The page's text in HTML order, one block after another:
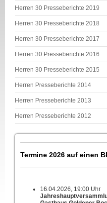
Herren 30 Presseberichte 2019
Herren 30 Presseberichte 2018
Herren 30 Presseberichte 2017
Herren 30 Presseberichte 2016
Herren 30 Presseberichte 2015
Herren Presseberichte 2014
Herren Presseberichte 2013
Herren Presseberichte 2012
Termine 2026 auf einen
16.04.2026, 19:00 Uhr